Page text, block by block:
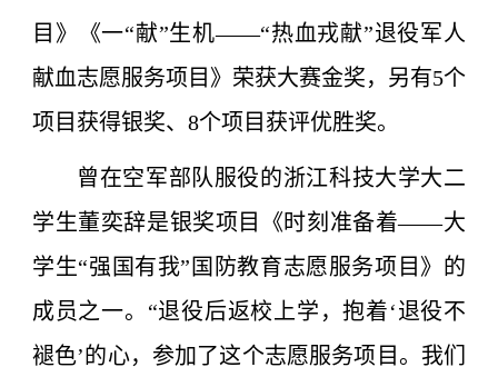
目》《一“献”生机——“热血戎献”退役军人
献血志愿服务项目》荣获大赛金奖，另有5个
项目获得银奖、8个项目获评优胜奖。
曾在空军部队服役的浙江科技大学大二
学生董奕辞是银奖项目《时刻准备着——大
学生“强国有我”国防教育志愿服务项目》的
成员之一。“退役后返校上学，抱着‘退役不
褪色’的心，参加了这个志愿服务项目。我们